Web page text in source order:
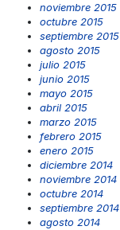
noviembre 2015
octubre 2015
septiembre 2015
agosto 2015
julio 2015
junio 2015
mayo 2015
abril 2015
marzo 2015
febrero 2015
enero 2015
diciembre 2014
noviembre 2014
octubre 2014
septiembre 2014
agosto 2014